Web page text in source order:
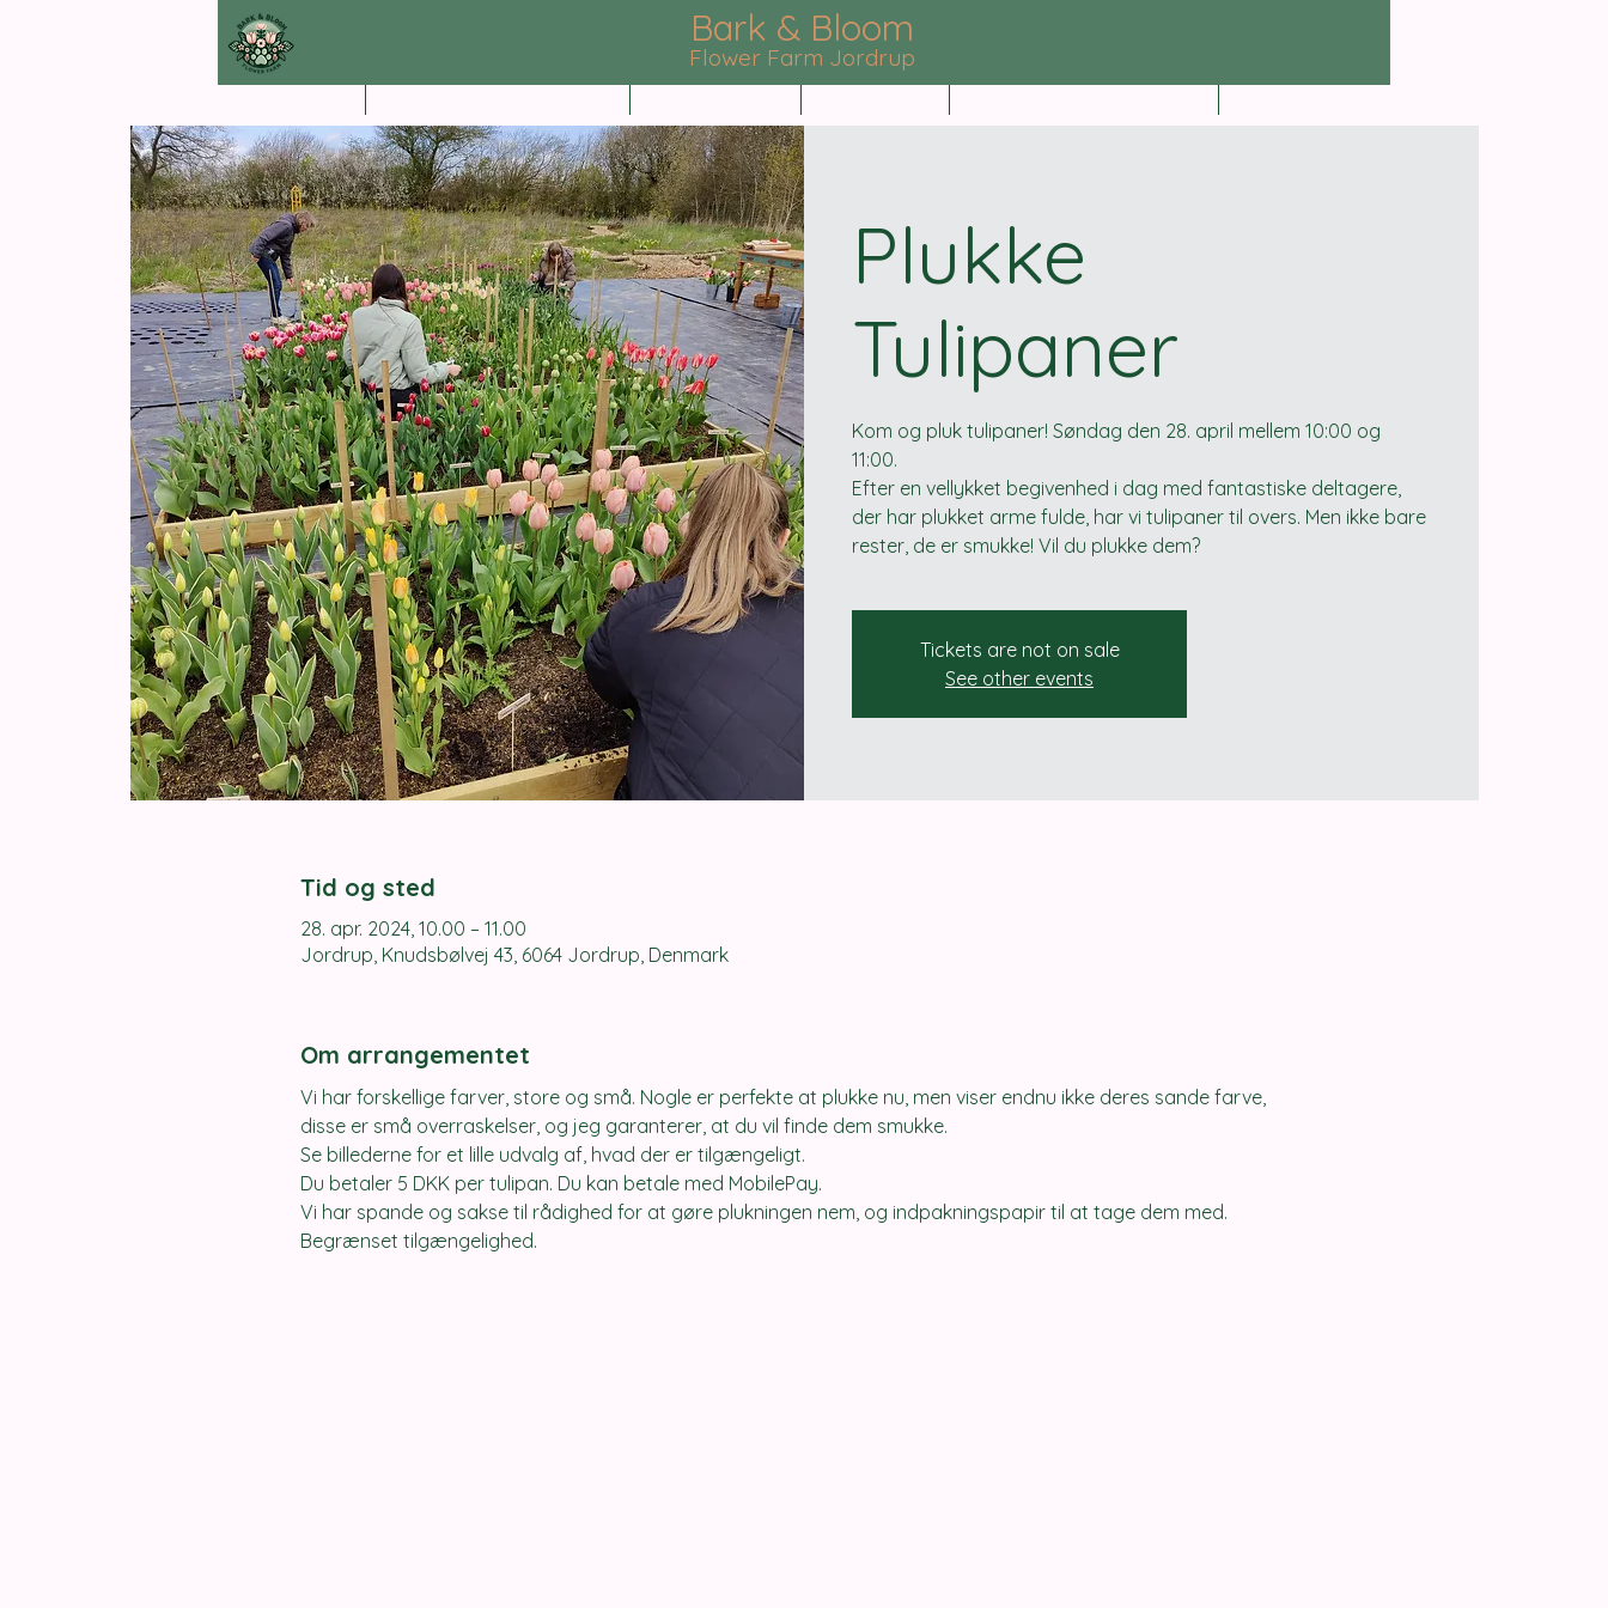
Bark & Bloom
Flower Farm Jordrup
Plukke
Tulipaner
Kom og pluk tulipaner! Søndag den 28. april mellem 10:00 og
11:00.
Efter en vellykket begivenhed i dag med fantastiske deltagere,
der har plukket arme fulde, har vi tulipaner til overs. Men ikke bare
rester, de er smukke! Vil du plukke dem?
Tickets are not on sale
See other events
Tid og sted
28. apr. 2024, 10.00 – 11.00
Jordrup, Knudsbølvej 43, 6064 Jordrup, Denmark
Om arrangementet
Vi har forskellige farver, store og små. Nogle er perfekte at plukke nu, men viser endnu ikke deres sande farve,
disse er små overraskelser, og jeg garanterer, at du vil finde dem smukke.
Se billederne for et lille udvalg af, hvad der er tilgængeligt.
Du betaler 5 DKK per tulipan. Du kan betale med MobilePay.
Vi har spande og sakse til rådighed for at gøre plukningen nem, og indpakningspapir til at tage dem med.
Begrænset tilgængelighed.